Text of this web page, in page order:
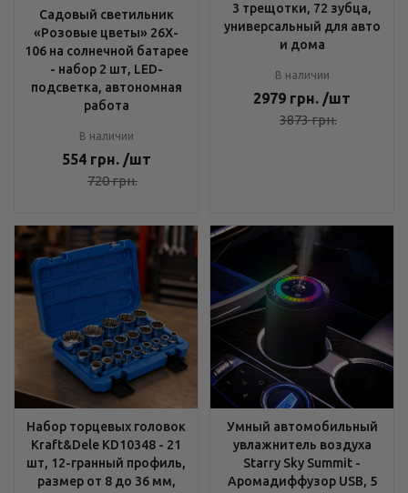
Садовый светильник
«Розовые цветы» 26X-
106 на солнечной батарее
- набор 2 шт, LED-
подсветка, автономная
работа
В наличии
554 грн. /шт
720грн.
3 трещотки, 72 зубца,
универсальный для авто
и дома
В наличии
2979 грн. /шт
3873грн.
Набор торцевых головок
Kraft&Dele KD10348 - 21
шт, 12-гранный профиль,
размер от 8 до 36 мм,
Умный автомобильный
увлажнитель воздуха
Starry Sky Summit -
Аромадиффузор USB, 5